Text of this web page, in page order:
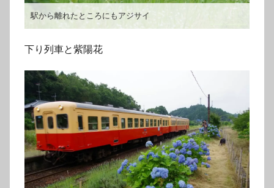
駅から離れたところにもアジサイ
下り列車と紫陽花